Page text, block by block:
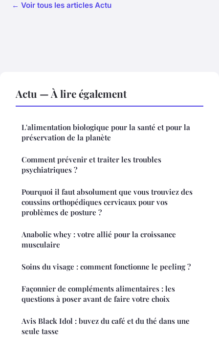
← Voir tous les articles Actu
Actu — À lire également
L'alimentation biologique pour la santé et pour la
préservation de la planète
Comment prévenir et traiter les troubles
psychiatriques ?
Pourquoi il faut absolument que vous trouviez des
coussins orthopédiques cervicaux pour vos
problèmes de posture ?
Anabolic whey : votre allié pour la croissance
musculaire
Soins du visage : comment fonctionne le peeling ?
Façonnier de compléments alimentaires : les
questions à poser avant de faire votre choix
Avis Black Idol : buvez du café et du thé dans une
seule tasse